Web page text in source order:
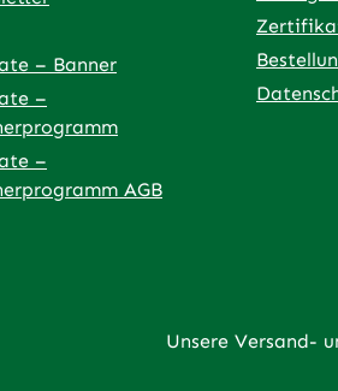
Link)
Tab (externer Link)
in neuem Tab (externer Link)
in neuem Tab (externer Link)
in neuem Tab (externer Link)
an – öffnet in neuem Tab
– Banner
–
–
AGB
Unsere Versand-